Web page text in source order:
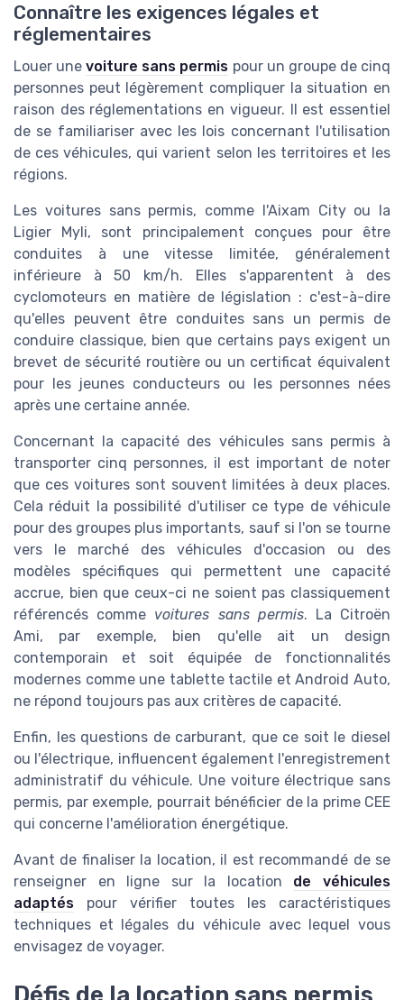
Connaître les exigences légales et
réglementaires
Louer unevoiture sans permis pour un groupe de cinq
personnes peut légèrement compliquer la situation en
raison des réglementations en vigueur. Il est essentiel
de se familiariser avec les lois concernant l'utilisation
de ces véhicules, qui varient selon les territoires et les
régions.
Les voitures sans permis, comme l'Aixam City ou la
Ligier Myli, sont principalement conçues pour être
conduites à une vitesse limitée, généralement
inférieure à 50 km/h. Elles s'apparentent à des
cyclomoteurs en matière de législation : c'est-à-dire
qu'elles peuvent être conduites sans un permis de
conduire classique, bien que certains pays exigent un
brevet de sécurité routière ou un certificat équivalent
pour les jeunes conducteurs ou les personnes nées
après une certaine année.
Concernant la capacité des véhicules sans permis à
transporter cinq personnes, il est important de noter
que ces voitures sont souvent limitées à deux places.
Cela réduit la possibilité d'utiliser ce type de véhicule
pour des groupes plus importants, sauf si l'on se tourne
vers le marché des véhicules d'occasion ou des
modèles spécifiques qui permettent une capacité
accrue, bien que ceux-ci ne soient pas classiquement
référencés comme voitures sans permis. La Citroën
Ami, par exemple, bien qu'elle ait un design
contemporain et soit équipée de fonctionnalités
modernes comme une tablette tactile et Android Auto,
ne répond toujours pas aux critères de capacité.
Enfin, les questions de carburant, que ce soit le diesel
ou l'électrique, influencent également l'enregistrement
administratif du véhicule. Une voiture électrique sans
permis, par exemple, pourrait bénéficier de la prime CEE
qui concerne l'amélioration énergétique.
Avant de finaliser la location, il est recommandé de se
renseigner en ligne sur la location de véhicules
adaptés pour vérifier toutes les caractéristiques
techniques et légales du véhicule avec lequel vous
envisagez de voyager.